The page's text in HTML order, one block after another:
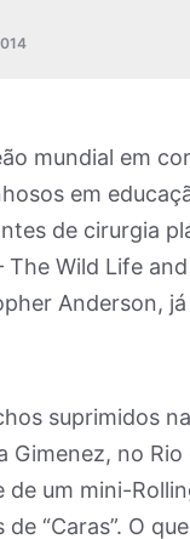
mundial em
em
de cirurgia
The Wild Life
Anderson,
suprimidos
Gimenez, no
de um mini-
de “Caras”. O